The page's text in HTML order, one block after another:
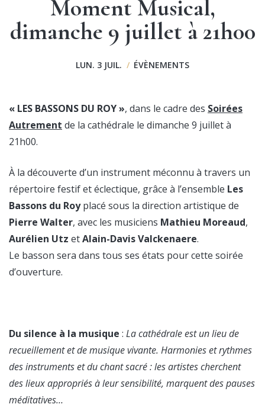
Moment Musical,
dimanche 9 juillet à 21h00
LUN. 3 JUIL. / ÉVÈNEMENTS
« LES BASSONS DU ROY », dans le cadre des Soirées
Autrement de la cathédrale le dimanche 9 juillet à
21h00.
À la découverte d’un instrument méconnu à travers un
répertoire festif et éclectique, grâce à l’ensemble Les
Bassons du Royplacé sous la direction artistique de
Pierre Walter, avec les musiciens Mathieu Moreaud,
Aurélien Utz etAlain-Davis Valckenaere.
Le basson sera dans tous ses états pour cette soirée
d’ouverture.
Du silence à la musique : La cathédrale est un lieu de
recueillement et de musique vivante. Harmonies et rythmes
des instruments et du chant sacré : les artistes cherchent
des lieux appropriés à leur sensibilité, marquent des pauses
méditatives…